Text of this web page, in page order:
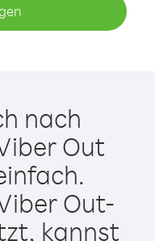
nach
Out
Out-
kannst